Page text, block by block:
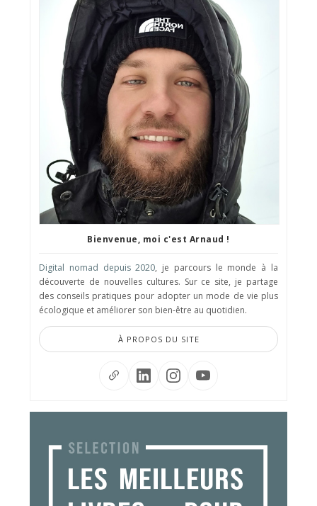
Bienvenue, moi c'est Arnaud !
Digital nomad depuis 2020, je parcours le monde à la
découverte de nouvelles cultures. Sur ce site, je partage
des conseils pratiques pour adopter un mode de vie plus
écologique et améliorer son bien-être au quotidien.
À PROPOS DU SITE